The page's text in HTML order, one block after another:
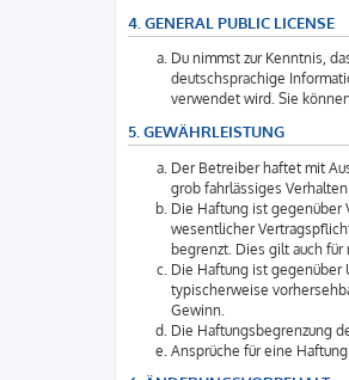
4. GENERAL PUBLIC LICENSE
Du nimmst zur Kenntnis,
deutschsprachige
verwendet wird. Sie
5. GEWÄHRLEISTUNG
Der Betreiber haftet mit
grob fahrlässiges
Die Haftung ist gegenüber
wesentlicher
begrenzt. Dies gilt auch
Die Haftung ist gegenüber
typischerweise
Gewinn.
Die Haftungsbegrenzung
Ansprüche für eine